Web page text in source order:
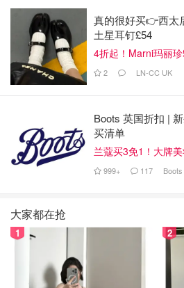
最高气温在5度左右。这里也是英国
一，尤其是秋冬时节，常常有雨雪
一定要装备好雨具，选择合适的服装
山区地带天气多变，山脉谷底常有
真的很好买👉西太
土星耳钉£54
4折起！Marni玛丽
2 LN-CC UK
Boots 英国折扣 |
买清单
兰蔻买3免1！大牌
999+ 117 Boots
大家都在抢
1 2